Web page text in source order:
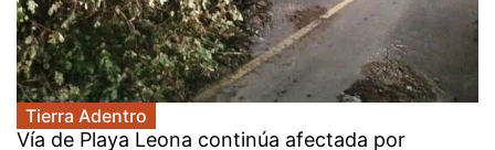
Tierra Adentro
Vía de Playa Leona continúa afectada por